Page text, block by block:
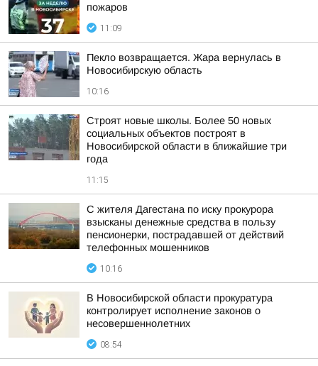
пожаров
11:09
Пекло возвращается. Жара вернулась в
Новосибирскую область
10:16
Строят новые школы. Более 50 новых
социальных объектов построят в
Новосибирской области в ближайшие три
года
11:15
С жителя Дагестана по иску прокурора
взысканы денежные средства в пользу
пенсионерки, пострадавшей от действий
телефонных мошенников
10:16
В Новосибирской области прокуратура
контролирует исполнение законов о
несовершеннолетних
08:54